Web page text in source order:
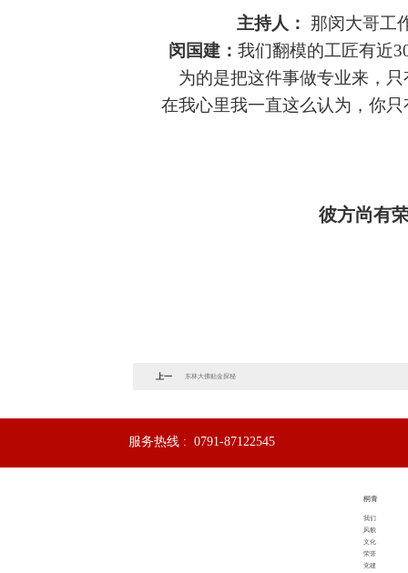
主持人：
那闵大哥工
闵国建：我们翻模的工匠有近
为的是把这件事做专业来，
在我心里我一直这么认为，你
彼方尚有
上一 东林大佛贴金探秘
服务热线 : 0791-87122545
桐青
我们
风貌
文化
荣誉
党建